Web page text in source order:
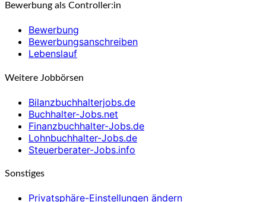
Bewerbung als Controller:in
Bewerbung
Bewerbungsanschreiben
Lebenslauf
Weitere Jobbörsen
Bilanzbuchhalterjobs.de
Buchhalter-Jobs.net
Finanzbuchhalter-Jobs.de
Lohnbuchhalter-Jobs.de
Steuerberater-Jobs.info
Sonstiges
Privatsphäre-Einstellungen ändern